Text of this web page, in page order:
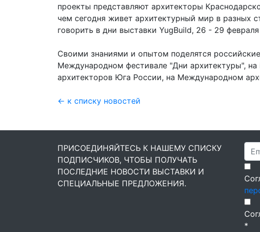
проекты представляют архитекторы
чем сегодня живет архитектурный мир в разных
говорить в дни выставки YugBuild, 26 - 29
Своими знаниями и опытом поделятся
Международном фестивале "Дни архитектуры",
архитекторов Юга России, на Международном
← к списку новостей
ПРИСОЕДИНЯЙТЕСЬ К НАШЕМУ СПИСКУ
ПОДПИСЧИКОВ, ЧТОБЫ ПОЛУЧАТЬ
ПОСЛЕДНИЕ НОВОСТИ ВЫСТАВКИ И
СПЕЦИАЛЬНЫЕ ПРЕДЛОЖЕНИЯ.
*